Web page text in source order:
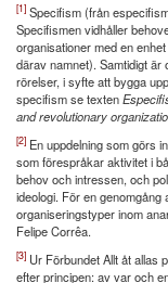
[1] Specifism (från
Specifismen vidhåller
organisationer med en
därav namnet). Samtidigt är
rörelser, i syfte att bygga
specifism se texten
and revolutionary
[2] En uppdelning som görs
som förespråkar aktivitet i
behov och intressen, och
ideologi. För en
organiseringstyper inom
Felipe Corrêa.
[3] Ur Förbundet Allt åt allas
efter principen: av var och